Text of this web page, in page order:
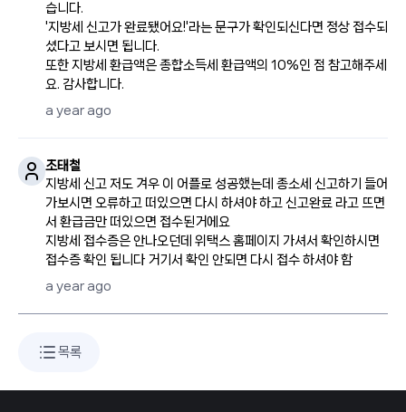
습니다.
'지방세 신고가 완료됐어요!'라는 문구가 확인되신다면 정상 접수되
셨다고 보시면 됩니다.
또한 지방세 환급액은 종합소득세 환급액의 10%인 점 참고해주세
요. 감사합니다.
a year ago
조태철
지방세 신고 저도 겨우 이 어플로 성공했는데 종소세 신고하기 들어
가보시면 오류하고 떠있으면 다시 하셔야 하고 신고완료 라고 뜨면
서 환급금만 떠있으면 접수된거에요
지방세 접수증은 안나오던데 위택스 홈페이지 가셔서 확인하시면
접수증 확인 됩니다 거기서 확인 안되면 다시 접수 하셔야 함
a year ago
목록